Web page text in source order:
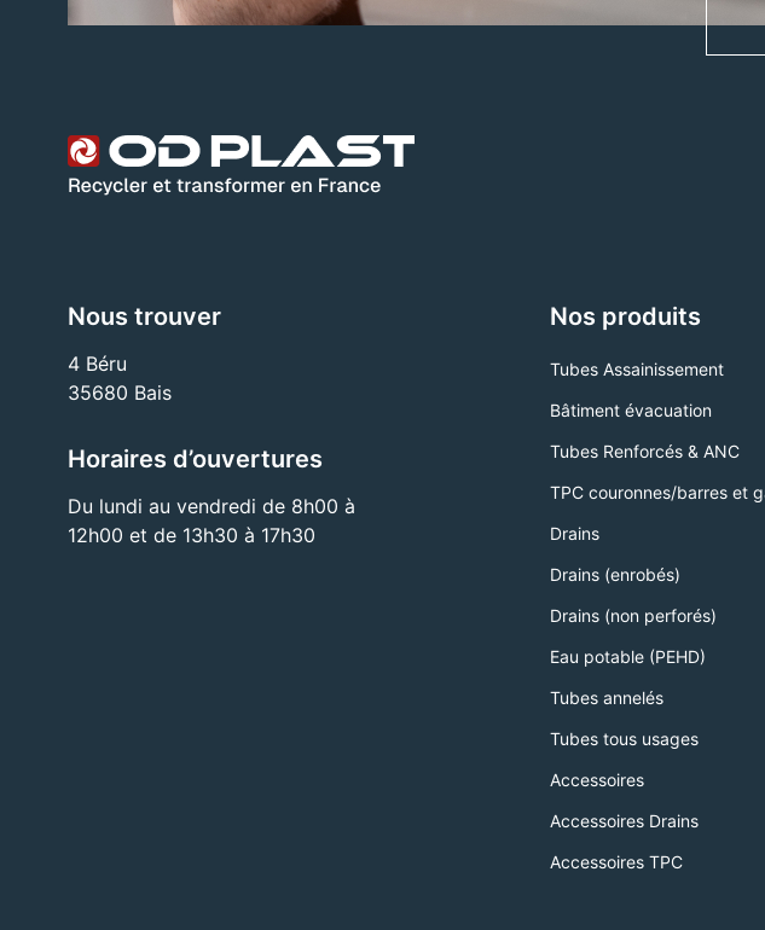
Nous trouver
4 Béru
35680 Bais
Horaires d’ouvertures
Du lundi au vendredi de 8h00 à
12h00 et de 13h30 à 17h30
Nos produits
Tubes Assainissement
Bâtiment évacuation
Tubes Renforcés & ANC
TPC couronnes/barres et
Drains
Drains (enrobés)
Drains (non perforés)
Eau potable (PEHD)
Tubes annelés
Tubes tous usages
Accessoires
Accessoires Drains
Accessoires TPC